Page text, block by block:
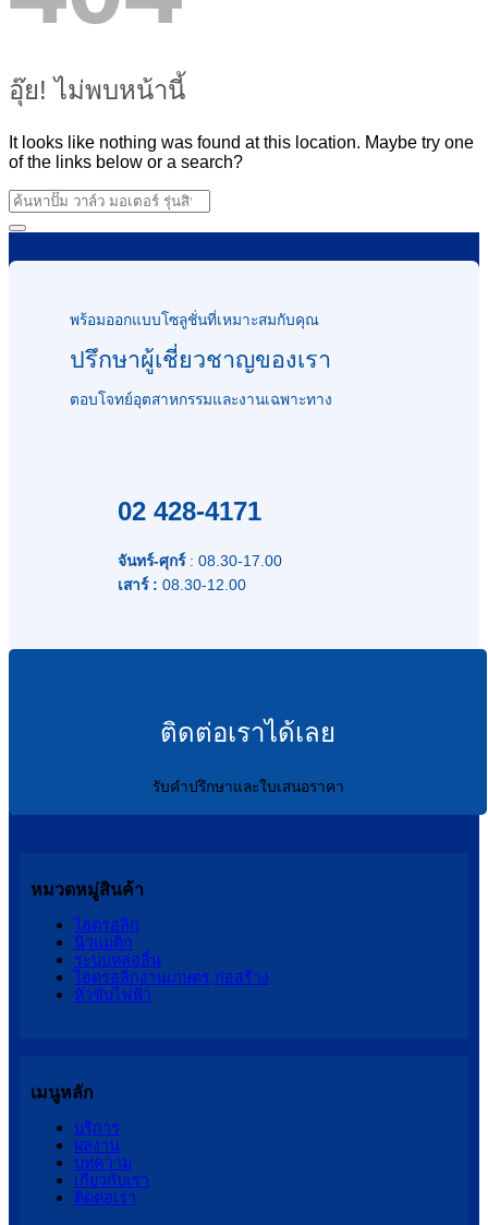
อุ๊ย! ไม่พบหน้านี้
It looks like nothing was found at this location. Maybe try one
of the links below or a search?
พร้อมออกแบบโซลูชั่นที่เหมาะสมกับคุณ
ปรึกษาผู้เชี่ยวชาญของเรา
ตอบโจทย์อุตสาหกรรมและงานเฉพาะทาง
02 428-4171
จันทร์-ศุกร์: 08.30-17.00
เสาร์ : 08.30-12.00
ติดต่อเราได้เลย
รับคำปรึกษาและใบเสนอราคา
หมวดหมู่สินค้า
ไฮดรอลิก
นิวแมติก
ระบบหล่อลื่น
ไฮดรอลิกงานเกษตร,ก่อสร้าง
หัวขับไฟฟ้า
เมนูหลัก
บริการ
ผลงาน
บทความ
เกี่ยวกับเรา
ติดต่อเรา